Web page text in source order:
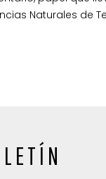
Naturales de